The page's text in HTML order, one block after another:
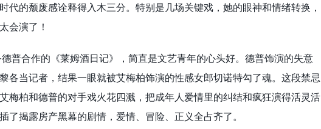
代的颓废感诠释得入木三分。特别是几场关键戏，她的眼神和情绪转换，
会演了！
普合作的《莱姆酒日记》，简直是文艺青年的心头好。德普饰演的失意
各当记者，结果一眼就被艾梅柏饰演的性感女郎切诺特勾了魂。这段禁忌
梅柏和德普的对手戏火花四溅，把成年人爱情里的纠结和疯狂演得活灵活
了揭露房产黑幕的剧情，爱情、冒险、正义全占齐了。